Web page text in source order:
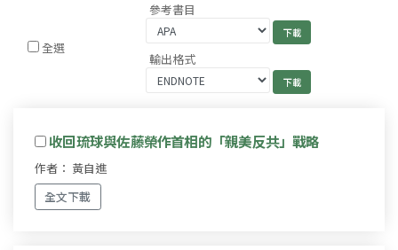
全選
參考書目
輸出格式
收回琉球與佐藤榮作首相的「親美反共」戰略
作者： 黃自進
全文下載